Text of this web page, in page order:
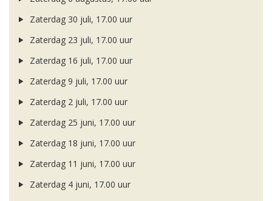
Zaterdag 30 juli, 17.00 uur
Zaterdag 23 juli, 17.00 uur
Zaterdag 16 juli, 17.00 uur
Zaterdag 9 juli, 17.00 uur
Zaterdag 2 juli, 17.00 uur
Zaterdag 25 juni, 17.00 uur
Zaterdag 18 juni, 17.00 uur
Zaterdag 11 juni, 17.00 uur
Zaterdag 4 juni, 17.00 uur